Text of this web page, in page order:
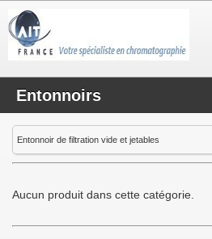
Entonnoirs
Entonnoir de filtration vide et jetables
Aucun produit dans cette catégorie.